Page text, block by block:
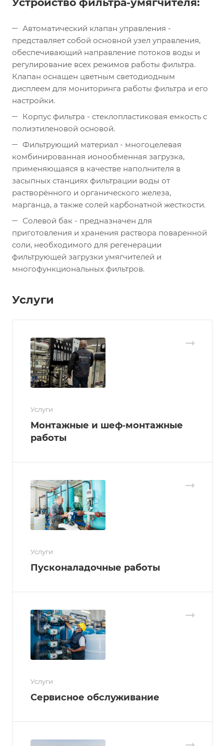
Автоматический клапан управления -
представляет собой основной узел управления,
обеспечивающий направление потоков воды и
регулирование всех режимов работы фильтра.
Клапан оснащен цветным светодиодным
дисплеем для мониторинга работы фильтра и его
настройки.
Корпус фильтра - стеклопластиковая емкость с
полиэтиленовой основой.
Фильтрующий материал - многоцелевая
комбинированная ионообменная загрузка,
применяющаяся в качестве наполнителя в
засыпных станциях фильтрации воды от
растворённого и органического железа,
марганца, а также солей карбонатной жесткости.
Солевой бак - предназначен для
приготовления и хранения раствора поваренной
соли, необходимого для регенерации
фильтрующей загрузки умягчителей и
многофункциональных фильтров.
Услуги
Услуги
Монтажные и шеф‑монтажные
работы
Услуги
Пусконаладочные работы
Услуги
Сервисное обслуживание